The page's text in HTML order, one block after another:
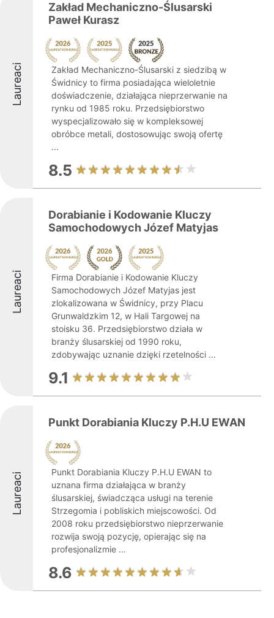
Laureaci
Zakład Mechaniczno-Ślusarski
Paweł Kurasz
Zakład Mechaniczno-Ślusarski z siedzibą w
Świdnicy to firma posiadająca wieloletnie
doświadczenie, działająca nieprzerwanie na
rynku od 1985 roku. Przedsiębiorstwo
wyspecjalizowało się w kompleksowej
obróbce metali, dostosowując swoją ofertę
...
8.5
Laureaci
Dorabianie i Kodowanie Kluczy
Samochodowych Józef Matyjas
Firma Dorabianie i Kodowanie Kluczy
Samochodowych Józef Matyjas jest
zlokalizowana w Świdnicy, przy Placu
Grunwaldzkim 12, w Hali Targowej na
stoisku 36. Przedsiębiorstwo działa w
branży ślusarskiej od 1990 roku,
zdobywając uznanie dzięki rzetelności ...
9.1
Laureaci
Punkt Dorabiania Kluczy P.H.U EWAN
Punkt Dorabiania Kluczy P.H.U EWAN to
uznana firma działająca w branży
ślusarskiej, świadcząca usługi na terenie
Strzegomia i pobliskich miejscowości. Od
2008 roku przedsiębiorstwo nieprzerwanie
rozwija swoją pozycję, opierając się na
profesjonalizmie ...
8.6